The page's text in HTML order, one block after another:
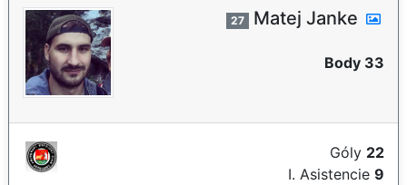
27 Matej Janke
Body 33
Góly 22
I. Asistencie 9